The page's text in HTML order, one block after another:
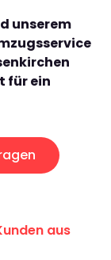
unserem
für ein
aus